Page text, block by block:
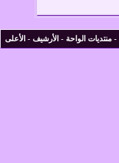
- منتديات الواحة - الأرشيف - الأعلى